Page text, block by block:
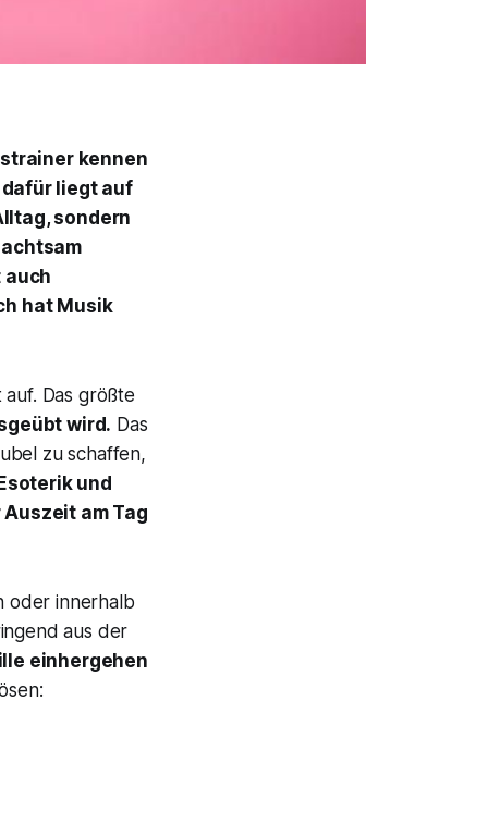
kennen
dafür liegt auf
sondern
auch
hat Musik
Das größte
wird. Das
zu schaffen,
und
am Tag
oder innerhalb
aus der
einhergehen